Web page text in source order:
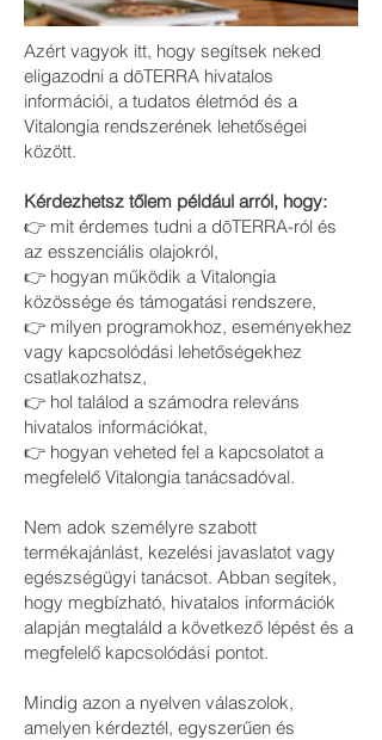
Azért vagyok itt, hogy segítsek neked
eligazodni a dōTERRA hivatalos
információi, a tudatos életmód és a
Vitalongia rendszerének lehetőségei
között.
Kérdezhetsz tőlem például arról, hogy:
👉 mit érdemes tudni a dōTERRA-ról és
az esszenciális olajokról,
👉 hogyan működik a Vitalongia
közössége és támogatási rendszere,
👉 milyen programokhoz, eseményekhez
vagy kapcsolódási lehetőségekhez
csatlakozhatsz,
👉 hol találod a számodra releváns
hivatalos információkat,
👉 hogyan veheted fel a kapcsolatot a
megfelelő Vitalongia tanácsadóval.
Nem adok személyre szabott
termékajánlást, kezelési javaslatot vagy
egészségügyi tanácsot. Abban segítek,
hogy megbízható, hivatalos információk
alapján megtaláld a következő lépést és a
megfelelő kapcsolódási pontot.
Mindig azon a nyelven válaszolok,
amelyen kérdeztél, egyszerűen és